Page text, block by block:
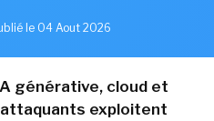
le 04 Aout 2026
générative, cloud et
exploitent